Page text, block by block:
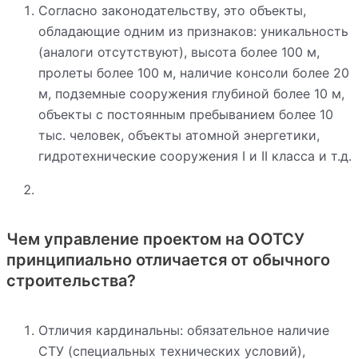
Согласно законодательству, это объекты,
обладающие одним из признаков: уникальность
(аналоги отсутствуют), высота более 100 м,
пролеты более 100 м, наличие консоли более 20
м, подземные сооружения глубиной более 10 м,
объекты с постоянным пребыванием более 10
тыс. человек, объекты атомной энергетики,
гидротехнические сооружения I и II класса и т.д.
Чем управление проектом на ООТСУ
принципиально отличается от обычного
строительства?
Отличия кардинальны: обязательное наличие
СТУ (специальных технических условий),